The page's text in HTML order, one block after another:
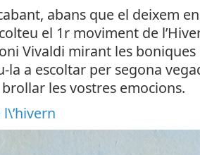
abans que el deixem
el 1r moviment de
Vivaldi mirant les
la a escoltar per segona
les vostres emocions.